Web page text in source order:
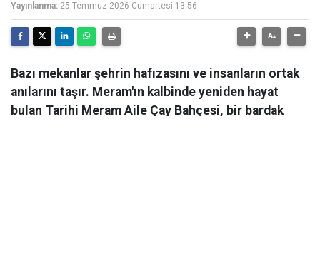
Yayınlanma: 25 Temmuz 2026 Cumartesi 13:56
Bazı mekanlar şehrin hafızasını ve insanların ortak
anılarını taşır. Meram'ın kalbinde yeniden hayat
bulan Tarihi Meram Aile Çay Bahçesi, bir bardak